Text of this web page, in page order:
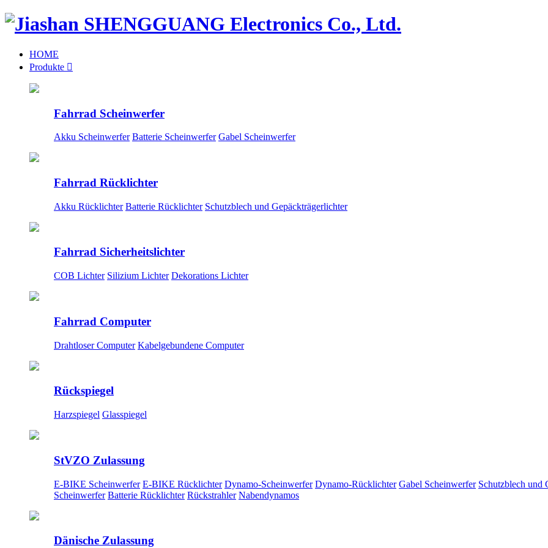
HOME
Produkte 
Fahrrad Scheinwerfer
Akku Scheinwerfer Batterie Scheinwerfer Gabel Scheinwerfer
Fahrrad Rücklichter
Akku Rücklichter Batterie Rücklichter Schutzblech und Gepäckträgerlichter
Fahrrad Sicherheitslichter
COB Lichter Silizium Lichter Dekorations Lichter
Fahrrad Computer
Drahtloser Computer Kabelgebundene Computer
Rückspiegel
Harzspiegel Glasspiegel
StVZO Zulassung
E-BIKE Scheinwerfer E-BIKE Rücklichter Dynamo-Scheinwerfer Dynamo-Rücklichter Gabel Scheinwerfer Schutzblech und
Scheinwerfer Batterie Rücklichter Rückstrahler Nabendynamos
Dänische Zulassung